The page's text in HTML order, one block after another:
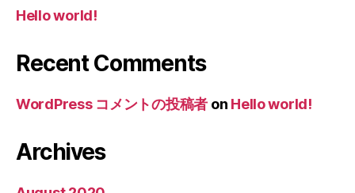
Hello world!
Recent Comments
WordPress コメントの投稿者 on Hello world!
Archives